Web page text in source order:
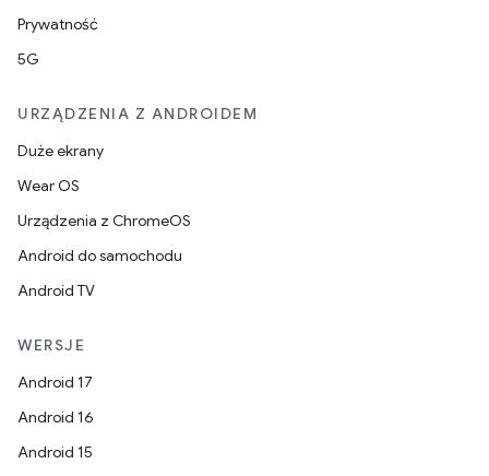
Prywatność
5G
URZĄDZENIA Z ANDROIDEM
Duże ekrany
Wear OS
Urządzenia z ChromeOS
Android do samochodu
Android TV
WERSJE
Android 17
Android 16
Android 15